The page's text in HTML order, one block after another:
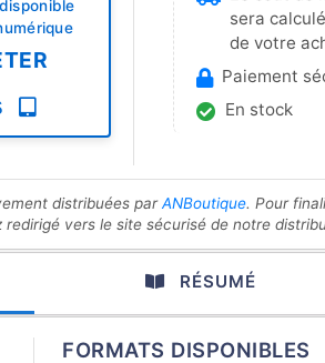
sera
de votre
Paiement
En stock
distribuées parANBoutique. Pour
vers le site sécurisé de notre
RÉSUMÉ
FORMATS DISPONIBLES